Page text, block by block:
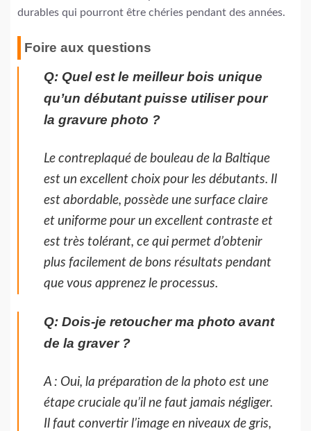
durables qui pourront être chéries pendant des années.
Foire aux questions
Q: Quel est le meilleur bois unique
qu’un débutant puisse utiliser pour
la gravure photo ?
Le contreplaqué de bouleau de la Baltique
est un excellent choix pour les débutants. Il
est abordable, possède une surface claire
et uniforme pour un excellent contraste et
est très tolérant, ce qui permet d’obtenir
plus facilement de bons résultats pendant
que vous apprenez le processus.
Q: Dois-je retoucher ma photo avant
de la graver ?
A : Oui, la préparation de la photo est une
étape cruciale qu’il ne faut jamais négliger.
Il faut convertir l’image en niveaux de gris,